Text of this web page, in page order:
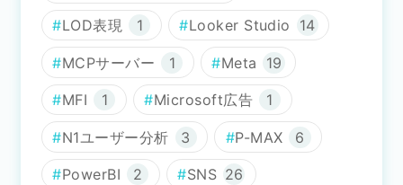
LOD表現 1 Looker Studio 14
MCPサーバー 1 Meta 19
MFI 1 Microsoft広告 1
N1ユーザー分析 3 P-MAX 6
PowerBI 2 SNS 26